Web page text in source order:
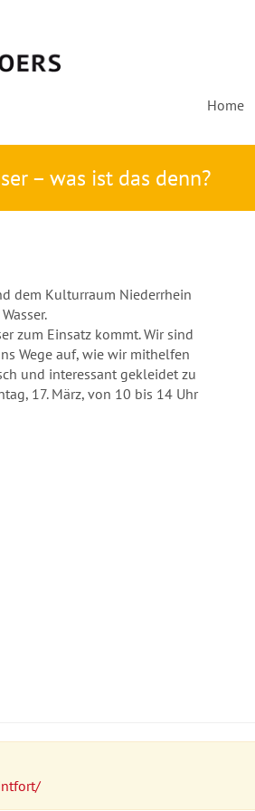
Home
– was ist das denn?
dem Kulturraum Niederrhein
zum Einsatz kommt. Wir sind
Wege auf, wie wir mithelfen
und interessant gekleidet zu
17. März, von 10 bis 14 Uhr